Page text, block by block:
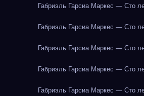
Габриэль Гарсиа Маркес — Сто
Габриэль Гарсиа Маркес — Сто
Габриэль Гарсиа Маркес — Сто
Габриэль Гарсиа Маркес — Сто
Габриэль Гарсиа Маркес — Сто